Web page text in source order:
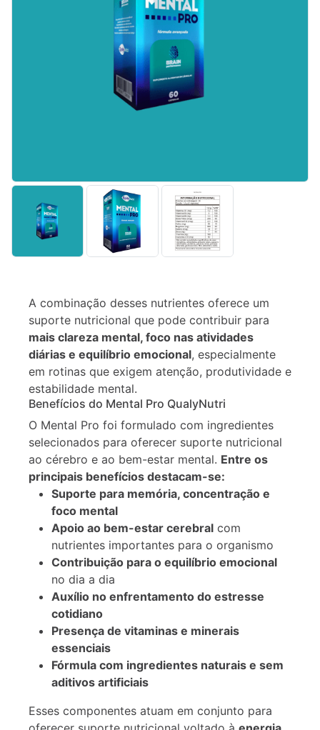
adicional
A combinação desses nutrientes oferece um
suporte nutricional que pode contribuir para
mais clareza mental, foco nas atividades
diárias e equilíbrio emocional, especialmente
em rotinas que exigem atenção, produtividade e
estabilidade mental.
Benefícios do Mental Pro QualyNutri
O Mental Pro foi formulado com ingredientes
selecionados para oferecer suporte nutricional
ao cérebro e ao bem-estar mental. Entre os
principais benefícios destacam-se:
Suporte para memória, concentração e
foco mental
Apoio ao bem-estar cerebral com
nutrientes importantes para o organismo
Contribuição para o equilíbrio emocional
no dia a dia
Auxílio no enfrentamento do estresse
cotidiano
Presença de vitaminas e minerais
essenciais
Fórmula com ingredientes naturais e sem
aditivos artificiais
Esses componentes atuam em conjunto para